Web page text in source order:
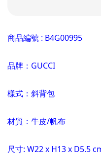
商品編號 : B4G00995
品牌：GUCCI
樣式：斜背包
材質：牛皮/帆布
尺寸: W22 x H13 x D5.5